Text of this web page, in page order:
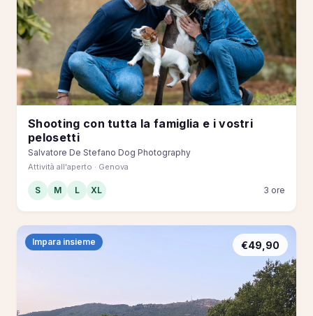
Shooting con tutta la famiglia e i vostri
pelosetti
Salvatore De Stefano Dog Photography
Attività all'aperto · Genova
S M L XL 3 ore
Impara insieme €49,90